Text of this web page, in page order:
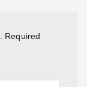
Required